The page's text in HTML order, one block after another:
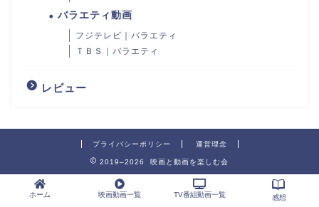
バラエティ動画
フジテレビ｜バラエティ
ＴＢＳ｜バラエティ
レビュー
プライバシーポリシー 運営理念
2019–2026 映画と動画を楽しむ会
ホーム 映画動画一覧 TV番組動画一覧 感想